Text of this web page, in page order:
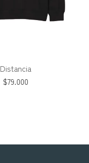
Distancia
$79.000